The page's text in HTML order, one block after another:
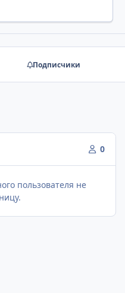
Подписчики
0
пользователя не